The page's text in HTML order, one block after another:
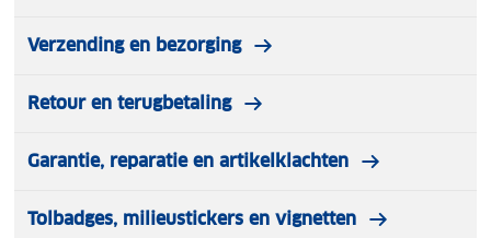
Verzending en bezorging
Retour en terugbetaling
Garantie, reparatie en artikelklachten
Tolbadges, milieustickers en vignetten